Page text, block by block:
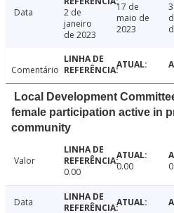
Data
2 de
janeiro
de 2023
17 de
maio de
2023
Comentário
Local Development
female participation active in
community
Valor
0.00
0.00
Data